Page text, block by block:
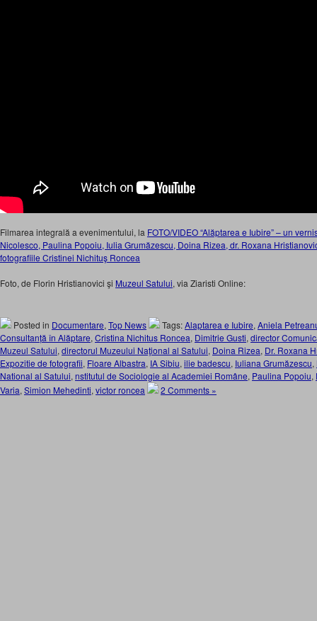
Filmarea integrală a evenimentului, la FOTO/VIDEO “Alăptarea e Iubire” – un
Nicolesco, Paulina Popoiu, Iulia Grumăzescu, Doina Rizea, dr. Roxana
fotografiile Cristinei Nichituş Roncea
Foto, de Florin Hristianovici şi Muzeul Satului, via Ziaristi Online:
Posted in Documentare, Top News Tags:Alaptarea e Iubire, Aniela
Consultanță în Alăptare, Cristina Nichitus Roncea, Dimitrie Gusti, director
Muzeul Satului, directorul Muzeului Naţional al Satului, Doina Rizea, Dr. Roxana
Expozitie de fotografii, Floare Albastra, IA Sibiu, ilie badescu, Iuliana Grumăzescu,
National al Satului, nstitutul de Sociologie al Academiei Române, Paulina Popoiu,
Varia, Simion Mehedinti, victor roncea 2 Comments »